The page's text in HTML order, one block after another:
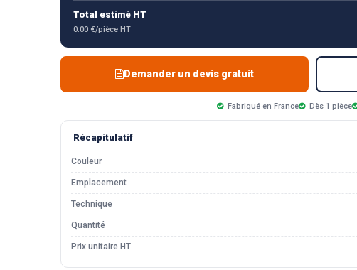
Total estimé HT
0.00 €/pièce HT
Demander un devis gratuit
Fabriqué en France Dès 1 pièce
Récapitulatif
Couleur
Emplacement
Technique
Quantité
Prix unitaire HT